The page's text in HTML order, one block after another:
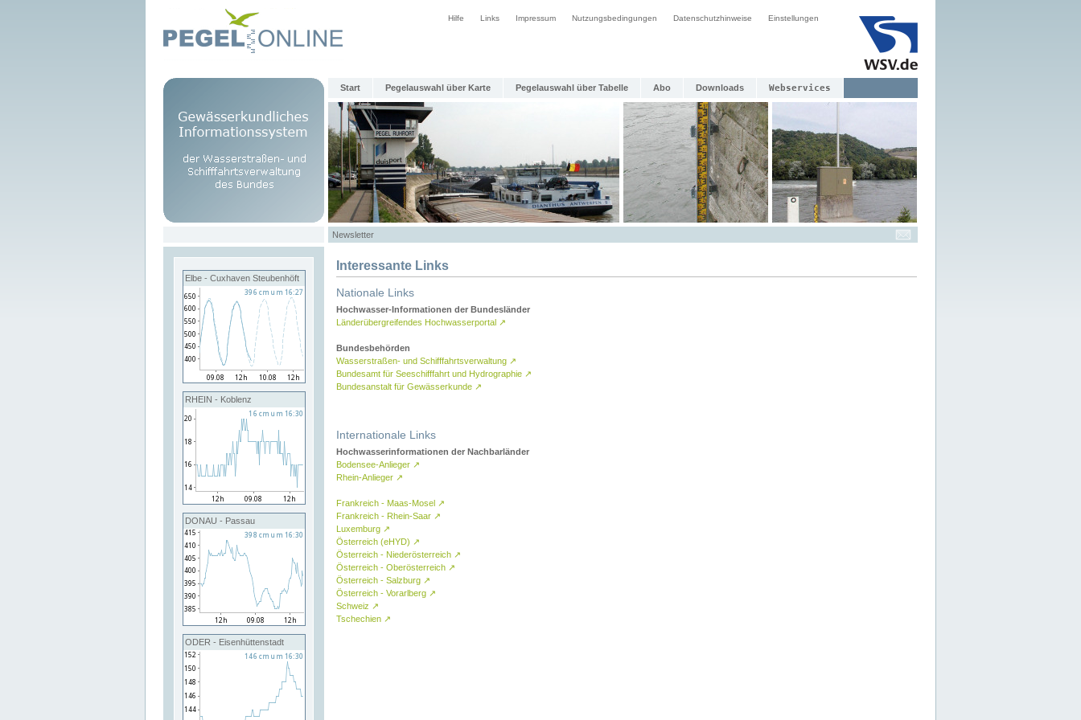
Hilfe Links Impressum Nutzungsbedingungen Datenschutzhinweise Einstellungen
Start Pegelauswahl über Karte Pegelauswahl über Tabelle Abo Downloads Webservices
Newsletter
Elbe - Cuxhaven Steubenhöft
RHEIN - Koblenz
DONAU - Passau
ODER - Eisenhüttenstadt
Interessante Links
Nationale Links
Hochwasser-Informationen der Bundesländer
Länderübergreifendes Hochwasserportal ↗
Bundesbehörden
Wasserstraßen- und Schifffahrtsverwaltung ↗
Bundesamt für Seeschifffahrt und Hydrographie ↗
Bundesanstalt für Gewässerkunde ↗
Internationale Links
Hochwasserinformationen der Nachbarländer
Bodensee-Anlieger ↗
Rhein-Anlieger ↗
Frankreich - Maas-Mosel ↗
Frankreich - Rhein-Saar ↗
Luxemburg ↗
Österreich (eHYD) ↗
Österreich - Niederösterreich ↗
Österreich - Oberösterreich ↗
Österreich - Salzburg ↗
Österreich - Vorarlberg ↗
Schweiz ↗
Tschechien ↗